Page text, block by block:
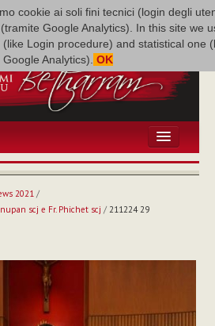
cookie ai soli fini tecnici (login degli
Google Analytics). In this site we
Login procedure) and statistical one
Google Analytics). OK
2021/
scj e Fr. Phichet scj / 211224 29